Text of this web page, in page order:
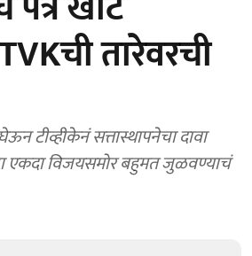
तारेवरची
टीव्हीकेनं सत्तास्थापनेचा दावा
एकदा विजयसमोर बहुमत जुळवण्याचं